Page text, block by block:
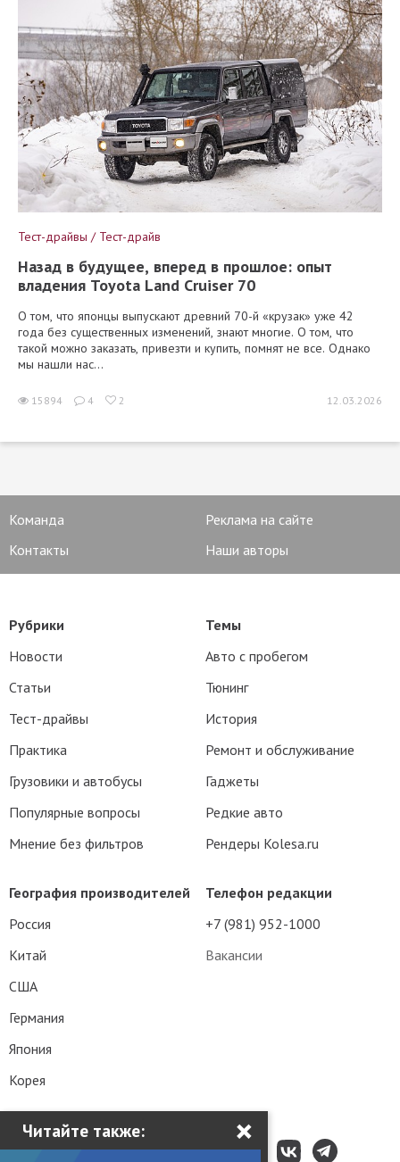
Читайте также: ×
Тест-драйвы / Тест-драйв
Назад в будущее, вперед в прошлое: опыт
владения Toyota Land Cruiser 70
О том, что японцы выпускают древний 70-й «крузак» уже 42
года без существенных изменений, знают многие. О том, что
такой можно заказать, привезти и купить, помнят не все. Однако
мы нашли нас...
15894 4 2 12.03.2026
Команда
Реклама на сайте
Контакты
Наши авторы
Телефон редакции
+7 (981) 952-1000
Вакансии
Рубрики
Новости
Статьи
Тест-драйвы
Практика
Грузовики и автобусы
Популярные вопросы
Мнение без фильтров
Темы
Авто с пробегом
Тюнинг
История
Ремонт и обслуживание
Гаджеты
Редкие авто
Рендеры Kolesa.ru
География производителей
Россия
Китай
США
Германия
Япония
Корея